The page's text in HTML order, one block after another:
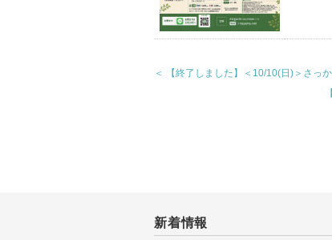
＜ 【終了しました】＜10/10(日)＞さ
新着情報